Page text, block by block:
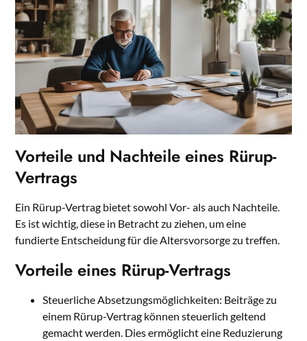
Vorteile und Nachteile eines Rürup-
Vertrags
Ein Rürup-Vertrag bietet sowohl Vor- als auch Nachteile.
Es ist wichtig, diese in Betracht zu ziehen, um eine
fundierte Entscheidung für die Altersvorsorge zu treffen.
Vorteile eines Rürup-Vertrags
Steuerliche Absetzungsmöglichkeiten: Beiträge zu
einem Rürup-Vertrag können steuerlich geltend
gemacht werden. Dies ermöglicht eine Reduzierung